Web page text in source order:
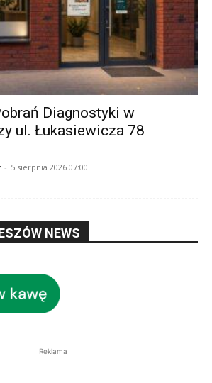
Diagnostyki w
ul. Łukasiewicza 78
- 5 sierpnia 2026 07:00
NEWS
Reklama